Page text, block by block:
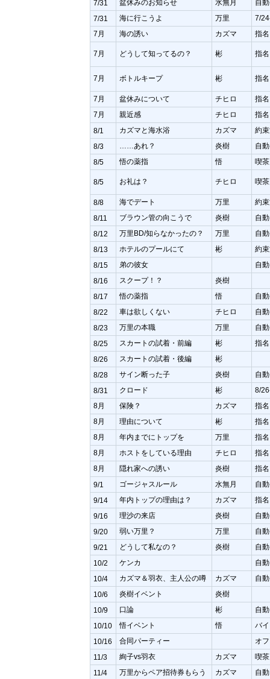
7/31 盆休みのお知らせ 水無月 自
7/31 海に行こうよ 万里
7/
7月
海の誘い カズマ 指名
7月 どうして知ってるの？ 彬 指名
7月 ボトルキープ 彬 指名
7月 盆休みについて チヒロ
指名
7月
親近感 チヒロ 指名
8/1 カズマと海水浴 カズマ 約
8/3 ……あれ？ 炎樹 自
8/5 悟の薬指 悟 喫
8/5 お礼は？ チヒロ 喫
8/8 海でデート 万里 約
8/11 ブラウン管の向こうで 炎樹 自
8/12 万里BD/知らなかったの？ 万里 自
8/13 ホテルのプールにて 彬 約
8/15 弟の彼女 自
8/16 スクープ！？ 炎樹
8/17 悟の薬指 悟 自
8/22 車は欲しくない チヒロ 自
8/23 万里の本職 万里 自
8/25 スカートの試着・前編 彬 指
8/26 スカートの試着・後編 彬
8/28 サイン断った子 炎樹 自
8/31 クロード 彬
8/
8月
保険？ カズマ
指名
8月
理由について 彬
指名
8月
年内までにトップを 万里
指名
8月
ホストをしている理由 チヒロ
指名
8月
隠れ家への誘い 炎樹 指名
9/1 ゴージャスルール 水無月 自
9/14 年内トップの理由は？ カズマ 指
9/16 理沙の来店 炎樹 自
9/20 弱い万里？ 万里 自
9/21 どうして私なの？ 炎樹 自
10/2 ケンカ 自
10/4 カズマ＆羽衣、主人公の噂 カズマ 自
10/6 炎樹イベント 炎樹
10/9 口論 彬 自
10/10 悟イベント 悟 バ
10/16 合同パーティー オ
11/3 絢子vs羽衣 カズマ 喫
11/4 万里からペア招待券もらう カズマ 自